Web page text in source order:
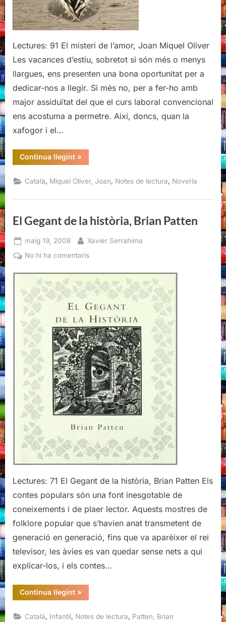
Lectures: 91 El misteri de l’amor, Joan Miquel Oliver
Les vacances d’estiu, sobretot si són més o menys
llargues, ens presenten una bona oportunitat per a
dedicar-nos a llegir. Si més no, per a fer-ho amb
major assiduïtat del que el curs laboral convencional
ens acostuma a permetre. Així, doncs, quan la
xafogor i el…
Continua llegint“El
misteri
l’amor,
Joan
Oliver”
»
Català Miquel Oliver, Joan Notes de lectura Novel·la
El Gegant de la història, Brian Patten
Posted
on
maig 19, 2008 By
Xavier Serrahima
No hi ha comentarisa
Gegant
de
la
història,
Brian
Patten
Lectures: 71 El Gegant de la història, Brian Patten Els
contes populars són una font inesgotable de
coneixements i de plaer lector. Aquests mostres de
folklore popular que s’havien anat transmetent de
generació en generació, fins que va aparèixer el rei
televisor, les àvies es van quedar sense nets a qui
explicar-los, i els contes…
Continua llegint“El
Gegant
la
història,
»
Català Infantil Notes de lectura Patten, Brian